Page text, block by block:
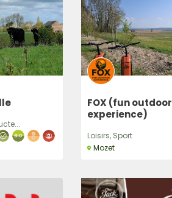
FOX (fun outdoor
experience)
Loisirs, Sport
Mozet